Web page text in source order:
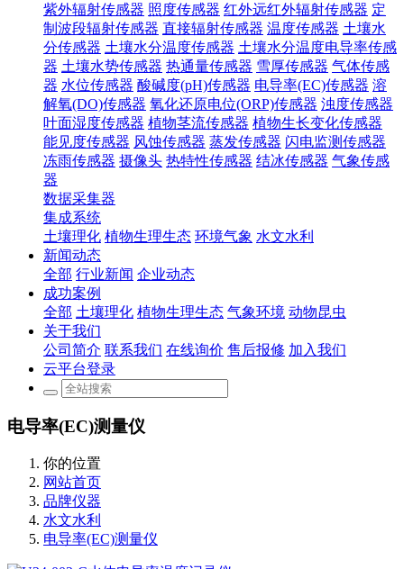
紫外辐射传感器 照度传感器 红外远红外辐射传感器 定
制波段辐射传感器 直接辐射传感器 温度传感器 土壤水
分传感器 土壤水分温度传感器 土壤水分温度电导率传感
器 土壤水势传感器 热通量传感器 雪厚传感器 气体传感
器 水位传感器 酸碱度(pH)传感器 电导率(EC)传感器 溶
解氧(DO)传感器 氧化还原电位(ORP)传感器 浊度传感器
叶面湿度传感器 植物茎流传感器 植物生长变化传感器
能见度传感器 风蚀传感器 蒸发传感器 闪电监测传感器
冻雨传感器 摄像头 热特性传感器 结冰传感器 气象传感
器
数据采集器
集成系统
土壤理化 植物生理生态 环境气象 水文水利
新闻动态
全部 行业新闻 企业动态
成功案例
全部 土壤理化 植物生理生态 气象环境 动物昆虫
关于我们
公司简介 联系我们 在线询价 售后报修 加入我们
云平台登录
电导率(EC)测量仪
你的位置
网站首页
品牌仪器
水文水利
电导率(EC)测量仪